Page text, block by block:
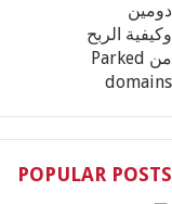
POPULAR POSTS